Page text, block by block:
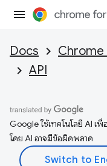
Docs Chrome
API
Google ใช้เทคโนโลยี AI เ
โดย AI อาจมีข้อผิดพลาด